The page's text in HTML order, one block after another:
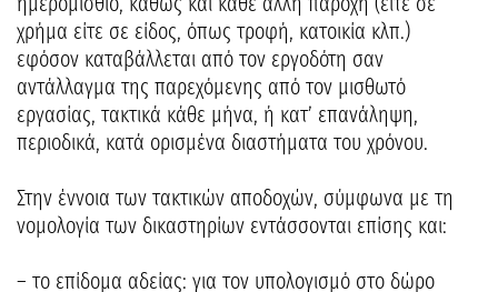
χρήμα είτε σε είδος, όπως τροφή, κατοικία κλπ.)
εφόσον καταβάλλεται από τον εργοδότη σαν
αντάλλαγμα της παρεχόμενης από τον μισθωτό
εργασίας, τακτικά κάθε μήνα, ή κατ’ επανάληψη,
περιοδικά, κατά ορισμένα διαστήματα του χρόνου.
Στην έννοια των τακτικών αποδοχών, σύμφωνα με τη
νομολογία των δικαστηρίων εντάσσονται επίσης και:
– το επίδομα αδείας: για τον υπολογισμό στο δώρο